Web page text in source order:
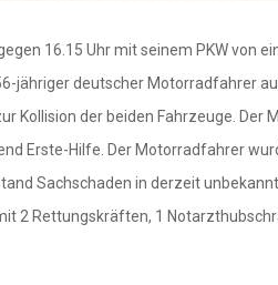
16.15 Uhr mit seinem PKW von
jähriger deutscher Motorradfahrer
Kollision der beiden Fahrzeuge.
Erste-Hilfe. Der Motorradfahrer
Sachschaden in derzeit
2 Rettungskräften, 1